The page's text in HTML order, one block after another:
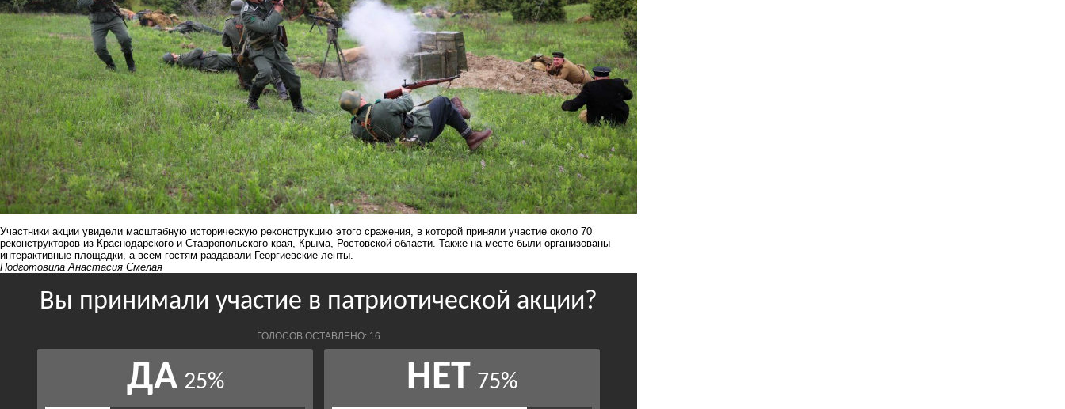
Участники акции увидели масштабную историческую реконструкцию этого сражения, в которой приняли участие около 70
реконструкторов из Краснодарского и Ставропольского края, Крыма, Ростовской области. Также на месте были организованы
интерактивные площадки, а всем гостям раздавали Георгиевские ленты.
Подготовила Анастасия Смелая